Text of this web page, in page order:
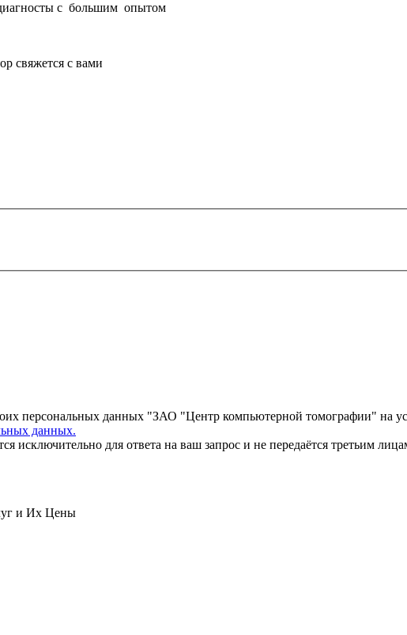
с большим опытом
свяжется с вами
персональных данных "ЗАО "Центр компьютерной томографии" на
данных.
исключительно для ответа на ваш запрос и не передаётся третьим
и Их Цены